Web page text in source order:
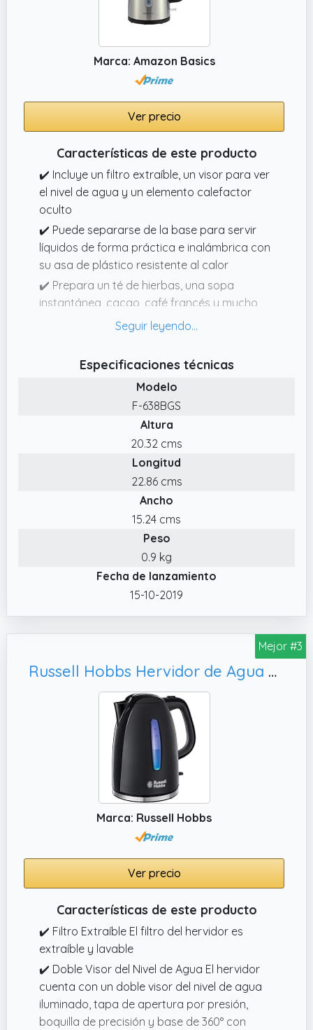
Marca: Amazon Basics
Ver precio
Características de este producto
✔️ Incluye un filtro extraíble, un visor para ver
el nivel de agua y un elemento calefactor
oculto
✔️ Puede separarse de la base para servir
líquidos de forma práctica e inalámbrica con
su asa de plástico resistente al calor
✔️ Prepara un té de hierbas, una sopa
instantánea, cacao, café francés y mucho
más en poco tiempo
de enrollado de cable para ahorrar espacio
1,7 litros/2000 vatios para hervir agua
✔️ Las características de seguridad incluyen
el apagado automático y protección en
caso de hervir en seco
Especificaciones técnicas
Modelo
F-638BGS
Altura
20.32 cms
Longitud
22.86 cms
Ancho
15.24 cms
Peso
0.9 kg
Fecha de lanzamiento
15-10-2019
Mejor #3
Russell Hobbs Hervidor de Agua Eléctrico Textures - 1, Negro - 22591-70
Marca: Russell Hobbs
Ver precio
Características de este producto
✔️ Filtro Extraíble El filtro del hervidor es
extraíble y lavable
✔️ Doble Visor del Nivel de Agua El hervidor
cuenta con un doble visor del nivel de agua
iluminado, tapa de apertura por presión,
boquilla de precisión y base de 360° con